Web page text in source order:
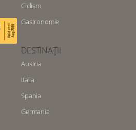
Ciclism
Gastronomie
DESTINAȚII
Austria
Italia
Spania
Germania